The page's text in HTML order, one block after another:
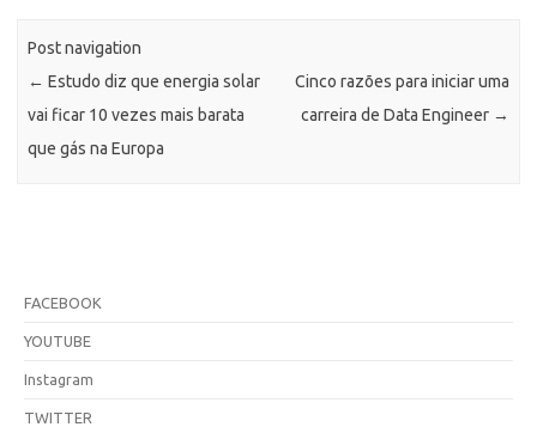
Post navigation
← Estudo diz que energia solar
vai ficar 10 vezes mais barata
que gás na Europa
Cinco razões para iniciar uma
carreira de Data Engineer →
FACEBOOK
YOUTUBE
Instagram
TWITTER